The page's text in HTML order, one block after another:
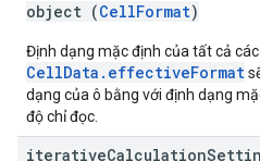
object (CellFormat)
Định dạng mặc định của tất cả
CellData.effectiveFormat
dạng của ô bằng với định dạng
độ chỉ đọc.
iterativeCalculation